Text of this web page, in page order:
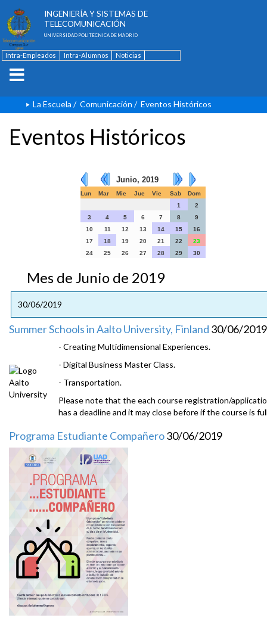
INGENIERÍA Y SISTEMAS DE
TELECOMUNICACIÓN
UNIVERSIDAD POLITÉCNICA DE MADRID
Intra-Empleados Intra-Alumnos
Noticias
La Escuela / Comunicación / Eventos Históricos
Eventos Históricos
Junio, 2019
Lun Mar Mie Jue Vie Sab
Dom
1
2
3
4 5 6 7 8
9
10
11 12 13 14 15
16
17
18 19 20 21 22
23
24
25 26 27 28 29 30
Mes de Junio de 2019
30/06/2019
Summer Schools in Aalto University, Finland 30/06/2019
- Creating Multidimensional Experiences.
- Digital Business Master Class.
- Transportation.
Please note that the each course registration/
has a deadline and it may close before if the course is
Programa Estudiante Compañero30/06/2019